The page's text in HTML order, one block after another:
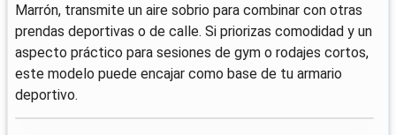
Marrón, transmite un aire sobrio para combinar con otras
prendas deportivas o de calle. Si priorizas comodidad y un
aspecto práctico para sesiones de gym o rodajes cortos,
este modelo puede encajar como base de tu armario
deportivo.